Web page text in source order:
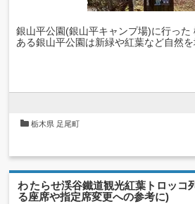
銀山平公園(銀山平キャンプ場)に行った
ある銀山平公園は新緑や紅葉など自然
栃木県 足尾町
わたらせ渓谷鐵道観光紅葉トロッコ列車に乗った(よく見え
る座席や指定席変更への参考に)